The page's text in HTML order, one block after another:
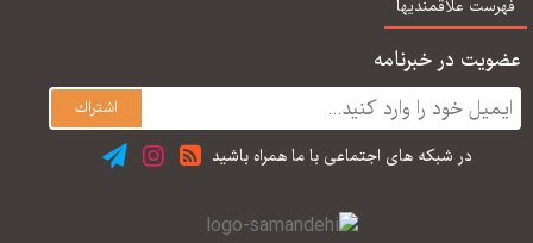
فهرست علاقمندیها
عضویت در خبرنامه
در شبكه های اجتماعی با ما همراه باشید